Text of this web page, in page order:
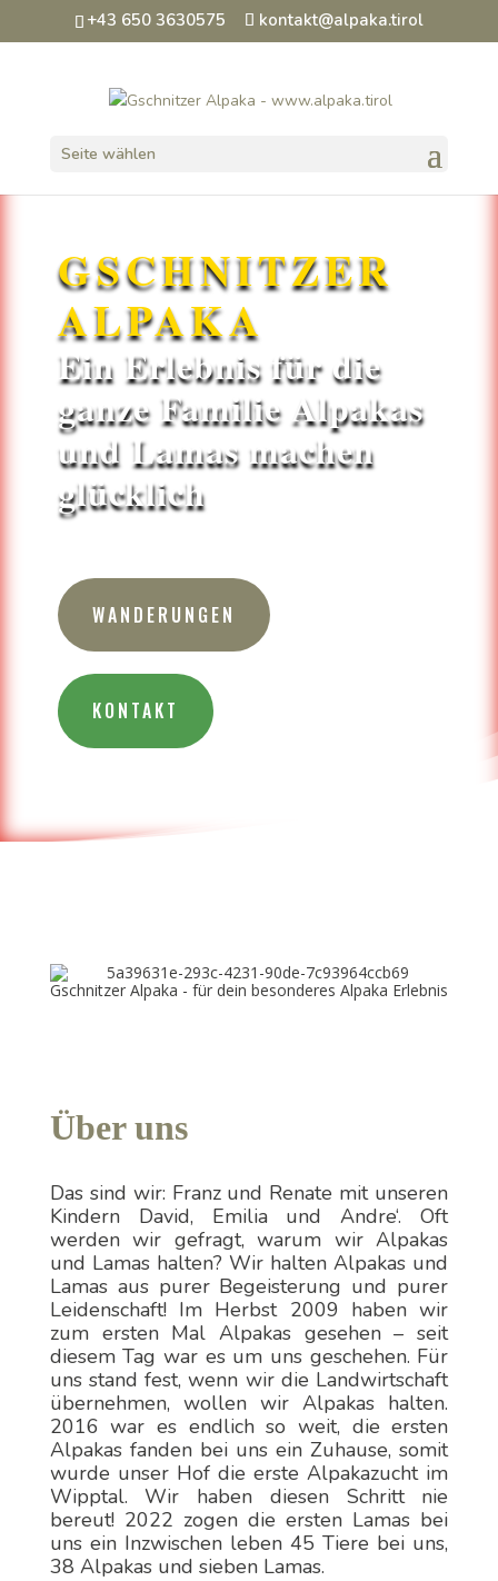
+43 650 3630575 kontakt@alpaka.tirol
Seite wählen
GSCHNITZER
ALPAKA
Ein Erlebnis für die
ganze Familie Alpakas
und Lamas machen
glücklich
WANDERUNGEN
KONTAKT
Über uns
Das sind wir: Franz und Renate mit unseren
Kindern David, Emilia und Andre‘. Oft
werden wir gefragt, warum wir Alpakas
und Lamas halten? Wir halten Alpakas und
Lamas aus purer Begeisterung und purer
Leidenschaft! Im Herbst 2009 haben wir
zum ersten Mal Alpakas gesehen – seit
diesem Tag war es um uns geschehen. Für
uns stand fest, wenn wir die Landwirtschaft
übernehmen, wollen wir Alpakas halten.
2016 war es endlich so weit, die ersten
Alpakas fanden bei uns ein Zuhause, somit
wurde unser Hof die erste Alpakazucht im
Wipptal. Wir haben diesen Schritt nie
bereut! 2022 zogen die ersten Lamas bei
uns ein Inzwischen leben 45 Tiere bei uns,
38 Alpakas und sieben Lamas.